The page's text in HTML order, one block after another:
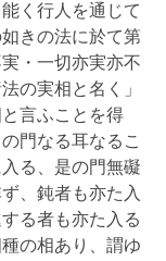
く行人を通じて
きの法に於て第
・一切亦実亦不
の実相と名く」
言ふことを得
門なる耳なるこ
る、是の門無礙
、鈍者も亦た入
る者も亦た入る
の相あり、謂ゆ